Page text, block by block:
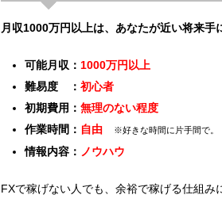
月収1000万円以上は、あなたが近い将来手
可能月収： 1000万円以上
難易度 ： 初心者
初期費用： 無理のない程度
作業時間： 自由 ※好きな時間に片手間で。
情報内容： ノウハウ
FXで稼げない人でも、余裕で稼げる仕組み